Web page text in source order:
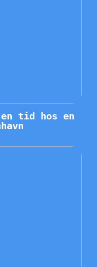
tid hos en